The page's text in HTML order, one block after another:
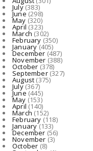
महानदी के तट पर
July(383)
June(298)
May (320)
April (323)
March (302)
February (350)
January(405)
December (487)
November (388)
October (378)
September(327)
August (375)
July(367)
June(445)
May (153)
April (140)
March (152)
February (118)
January(133)
December (56)
November (3)
October (8)